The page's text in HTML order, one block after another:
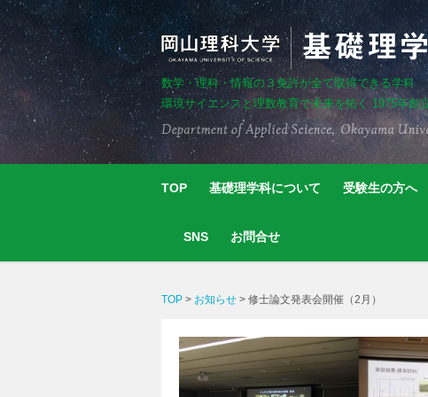
数学・理科・情報の３免許が全て取得できる学科
環境サイエンスと理数教育で未来を拓く 1975年創
TOP 基礎理学科について 受験生の方へ
SNS お問合せ
TOP > お知らせ > 修士論文発表会開催（2月）